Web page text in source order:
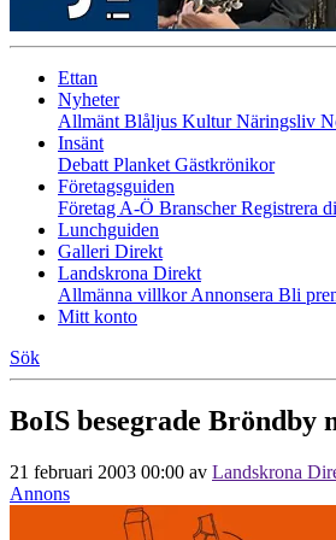
Ettan
Nyheter
Allmänt Blåljus KulturNäringsliv
Insänt
Debatt Planket Gästkrönikor
Företagsguiden
Företag A-Ö BranscherRegistrera
Lunchguiden
Galleri Direkt
Landskrona Direkt
Allmänna villkorAnnonsera Bli
Mitt konto
Sök
BoIS besegrade Bröndby
21 februari 2003 00:00 av Landskrona
Annons